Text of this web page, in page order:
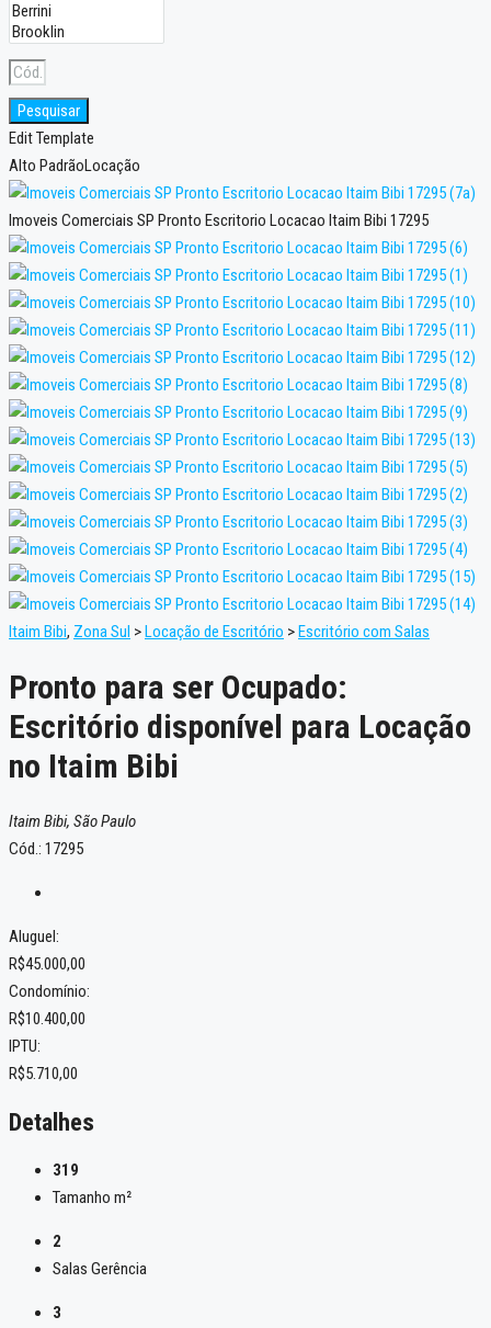
Pesquisar
Edit Template
Alto PadrãoLocação
Imoveis Comerciais SP Pronto Escritorio Locacao Itaim Bibi 17295
Itaim Bibi, Zona Sul >Locação de Escritório >Escritório com Salas
Pronto para ser Ocupado:
Escritório disponível para Locação
no Itaim Bibi
Itaim Bibi, São Paulo
Cód.: 17295
Aluguel:
R$45.000,00
Condomínio:
R$10.400,00
IPTU:
R$5.710,00
Detalhes
319
Tamanho m²
2
Salas Gerência
3